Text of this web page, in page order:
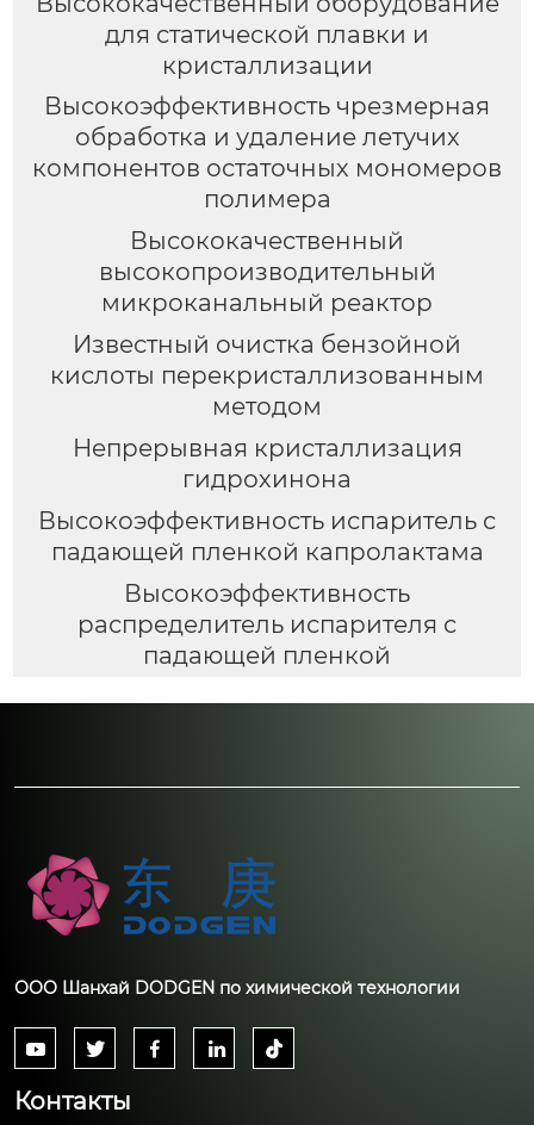
для статической плавки и
кристаллизации
Высокоэффективность чрезмерная
обработка и удаление летучих
компонентов остаточных мономеров
полимера
Высококачественный
высокопроизводительный
микроканальный реактор
Известный очистка бензойной
кислоты перекристаллизованным
методом
Непрерывная кристаллизация
гидрохинона
Высокоэффективность испаритель с
падающей пленкой капролактама
Высокоэффективность
распределитель испарителя с
падающей пленкой
ООО Шанхай DODGEN по химической технологии
    
Контакты